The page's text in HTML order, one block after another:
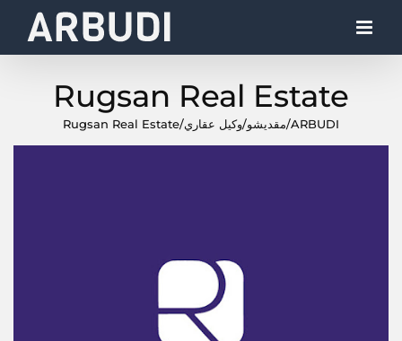
Rugsan Real Estate
ARBUDI
/مقديشو/وكيل عقاري/
Rugsan Real Estate